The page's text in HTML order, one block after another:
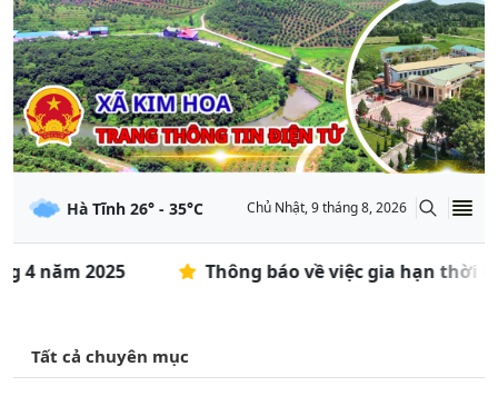
Hà Tĩnh 26° - 35°C Chủ Nhật, 9 tháng 8, 2026
năm 2025 Thông báo về việc gia hạn thời
Tất cả chuyên mục